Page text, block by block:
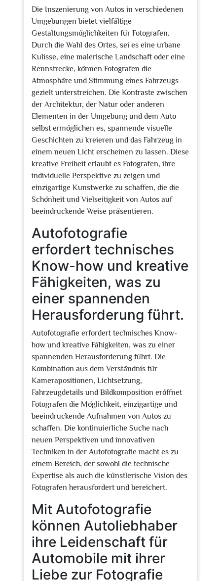
Die Inszenierung von Autos in verschiedenen
Umgebungen bietet vielfältige
Gestaltungsmöglichkeiten für Fotografen.
Durch die Wahl des Ortes, sei es eine urbane
Kulisse, eine malerische Landschaft oder eine
Rennstrecke, können Fotografen die
Atmosphäre und Stimmung eines Fahrzeugs
gezielt unterstreichen. Die Kontraste zwischen
der Architektur, der Natur oder anderen
Elementen in der Umgebung und dem Auto
selbst ermöglichen es, spannende visuelle
Geschichten zu kreieren und das Fahrzeug in
einem neuen Licht erscheinen zu lassen. Diese
kreative Freiheit erlaubt es Fotografen, ihre
individuelle Perspektive zu zeigen und
einzigartige Kunstwerke zu schaffen, die die
Schönheit und Vielseitigkeit von Autos auf
beeindruckende Weise präsentieren.
Autofotografie
erfordert technisches
Know-how und kreative
Fähigkeiten, was zu
einer spannenden
Herausforderung führt.
Autofotografie erfordert technisches Know-
how und kreative Fähigkeiten, was zu einer
spannenden Herausforderung führt. Die
Kombination aus dem Verständnis für
Kamerapositionen, Lichtsetzung,
Fahrzeugdetails und Bildkomposition eröffnet
Fotografen die Möglichkeit, einzigartige und
beeindruckende Aufnahmen von Autos zu
schaffen. Die kontinuierliche Suche nach
neuen Perspektiven und innovativen
Techniken in der Autofotografie macht es zu
einem Bereich, der sowohl die technische
Expertise als auch die künstlerische Vision des
Fotografen herausfordert und bereichert.
Mit Autofotografie
können Autoliebhaber
ihre Leidenschaft für
Automobile mit ihrer
Liebe zur Fotografie